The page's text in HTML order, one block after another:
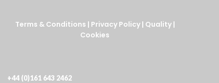
Terms & Conditions | Privacy Policy| Quality |
Cookies
+44 (0)161 643 2462